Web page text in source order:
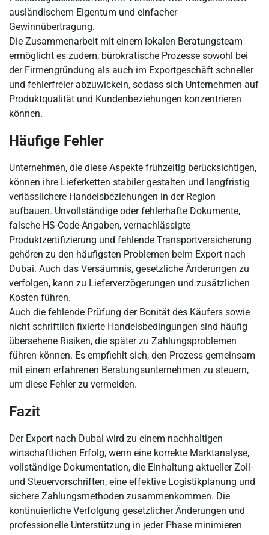
ausländischem Eigentum und einfacher
Gewinnübertragung.
Die Zusammenarbeit mit einem lokalen Beratungsteam
ermöglicht es zudem, bürokratische Prozesse sowohl bei
der Firmengründung als auch im Exportgeschäft schneller
und fehlerfreier abzuwickeln, sodass sich Unternehmen auf
Produktqualität und Kundenbeziehungen konzentrieren
können.
Häufige Fehler
Unternehmen, die diese Aspekte frühzeitig berücksichtigen,
können ihre Lieferketten stabiler gestalten und langfristig
verlässlichere Handelsbeziehungen in der Region
aufbauen. Unvollständige oder fehlerhafte Dokumente,
falsche HS-Code-Angaben, vernachlässigte
Produktzertifizierung und fehlende Transportversicherung
gehören zu den häufigsten Problemen beim Export nach
Dubai. Auch das Versäumnis, gesetzliche Änderungen zu
verfolgen, kann zu Lieferverzögerungen und zusätzlichen
Kosten führen.
Auch die fehlende Prüfung der Bonität des Käufers sowie
nicht schriftlich fixierte Handelsbedingungen sind häufig
übersehene Risiken, die später zu Zahlungsproblemen
führen können. Es empfiehlt sich, den Prozess gemeinsam
mit einem erfahrenen Beratungsunternehmen zu steuern,
um diese Fehler zu vermeiden.
Fazit
Der Export nach Dubai wird zu einem nachhaltigen
wirtschaftlichen Erfolg, wenn eine korrekte Marktanalyse,
vollständige Dokumentation, die Einhaltung aktueller Zoll-
und Steuervorschriften, eine effektive Logistikplanung und
sichere Zahlungsmethoden zusammenkommen. Die
kontinuierliche Verfolgung gesetzlicher Änderungen und
professionelle Unterstützung in jeder Phase minimieren